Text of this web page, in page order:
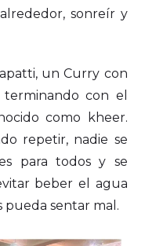
sonreír y
un Curry con
con el
como kheer.
repetir, nadie se
para todos y se
beber el agua
pueda sentar mal.